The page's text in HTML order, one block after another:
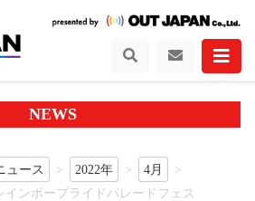
NEWS
ュース 2022年
4月
ンボープライドパレードフェス